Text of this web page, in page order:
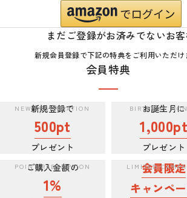
まだご登録がお済みでないお
新規会員登録で下記の特典をご利用いただけ
会員特典
新規登録で
500pt
プレゼント
お誕生月に
1,000pt
プレゼント
ご購入金額の
1%
会員限定
キャンペ